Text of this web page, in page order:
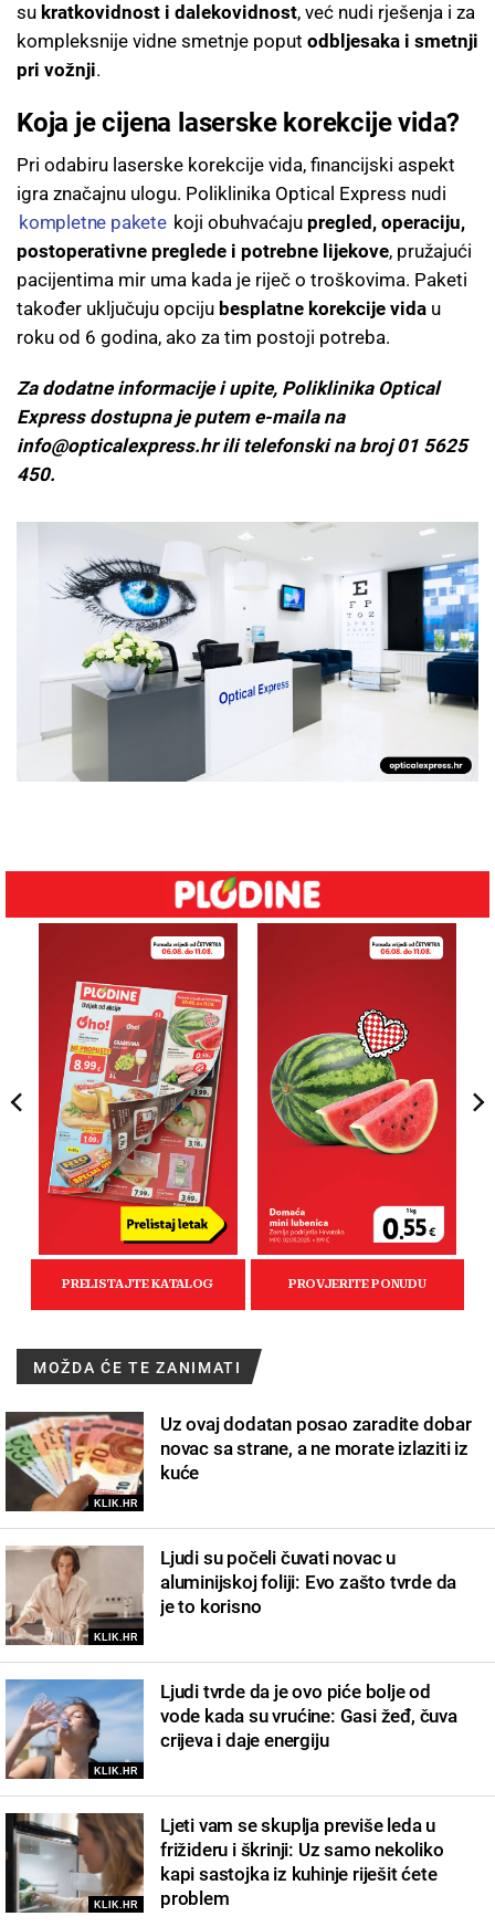
su kratkovidnost i dalekovidnost, već nudi rješenja i za
kompleksnije vidne smetnje poput odbljesaka i smetnji
pri vožnji.
Koja je cijena laserske korekcije vida?
Pri odabiru laserske korekcije vida, financijski aspekt
igra značajnu ulogu. Poliklinika Optical Express nudi
kompletne pakete koji obuhvaćaju pregled, operaciju,
postoperativne preglede i potrebne lijekove, pružajući
pacijentima mir uma kada je riječ o troškovima. Paketi
također uključuju opciju besplatne korekcije vida u
roku od 6 godina, ako za tim postoji potreba.
Za dodatne informacije i upite, Poliklinika Optical
Express dostupna je putem e-maila na
info@opticalexpress.hrili telefonski na broj 01 5625
450.
MOŽDA ĆE TE ZANIMATI
KLIK.HR
Uz ovaj dodatan posao zaradite dobar
novac sa strane, a ne morate izlaziti iz
kuće
KLIK.HR
Ljudi su počeli čuvati novac u
aluminijskoj foliji: Evo zašto tvrde da
je to korisno
KLIK.HR
Ljudi tvrde da je ovo piće bolje od
vode kada su vrućine: Gasi žeđ, čuva
crijeva i daje energiju
KLIK.HR
Ljeti vam se skuplja previše leda u
frižideru i škrinji: Uz samo nekoliko
kapi sastojka iz kuhinje riješit ćete
problem